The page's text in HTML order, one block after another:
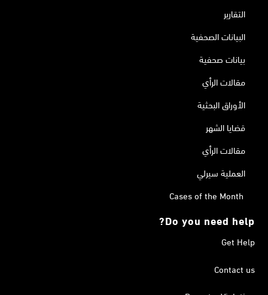
التقارير
البيانات الصحفية
بيانات صحفية
مقالات الرأي
الأوراق البحثية
قضايا الشهر
مقالات الرأي
العملية سيرلي
Cases of the Month
Do you need help?
Get Help
Contact us